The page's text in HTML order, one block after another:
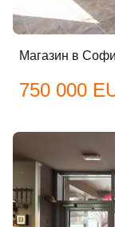
Магазин в
750 000